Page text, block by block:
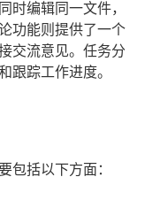
时编辑同一文件，
功能则提供了一个
交流意见。任务分
跟踪工作进度。
包括以下方面：